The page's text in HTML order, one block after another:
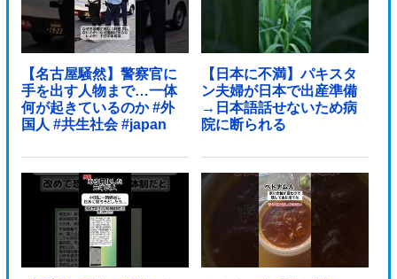
【名古屋騒然】警察官に
手を出す人物まで…一体
何が起きているのか #外
国人 #共生社会 #japan
【日本に不満】パキスタ
ン夫婦が日本で出産準備
→日本語話せないため病
院に断られる